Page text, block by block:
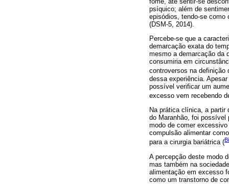
psíquico; além de
episódios, tendo-se como
(DSM-5, 2014).
Percebe-se que a
demarcação exata do
mesmo a demarcação da
consumiria em
controversos na
dessa experiência.
possível verificar um
excesso vem recebendo
Na prática clínica, a partir
do Maranhão, foi possível
modo de comer
compulsão alimentar
para a cirurgia bariátrica (
A percepção deste modo
mas também na
alimentação em excesso
como um transtorno de